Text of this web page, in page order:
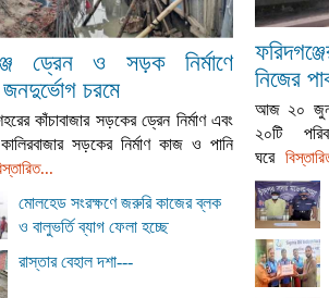
ড্রেন ও সড়ক নির্মাণে
জনদুর্ভোগ চরমে
কাঁচাবাজার সড়কের ড্রেন নির্মাণ এবং
সড়কের নির্মাণ কাজ ও পানি
মোলহেড সংরক্ষণে জরুরি কাজের ব্লক
ও বালুভর্তি ব্যাগ ফেলা হচ্ছে
রাস্তার বেহাল দশা---
নিজের
আজ ২০ জুন
২০টি
ঘরে